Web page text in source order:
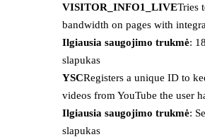
VISITOR_INFO1_LIVETries
bandwidth on pages with
Ilgiausia saugojimo trukmė:
slapukas
YSCRegisters a unique ID to
videos from YouTube the user
Ilgiausia saugojimo trukmė:
slapukas